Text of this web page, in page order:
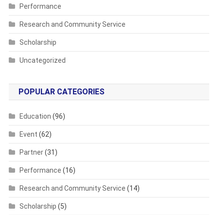
Performance
Research and Community Service
Scholarship
Uncategorized
POPULAR CATEGORIES
Education (96)
Event (62)
Partner(31)
Performance (16)
Research and Community Service (14)
Scholarship (5)